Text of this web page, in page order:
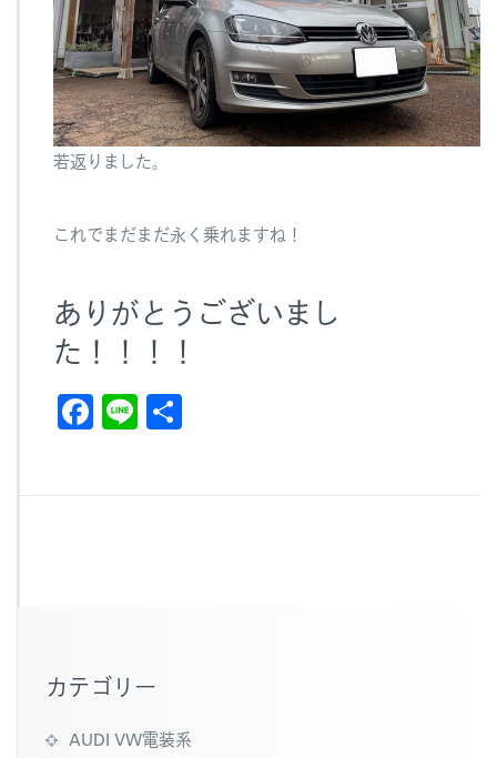
若返りました。
これでまだまだ永く乗れますね！
ありがとうございまし
た！！！！
F Li
カテゴリー
AUDI VW電装系